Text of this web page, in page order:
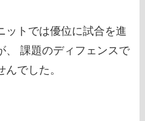
ットでは優位に試合を進
、 課題のディフェンスで
でした。